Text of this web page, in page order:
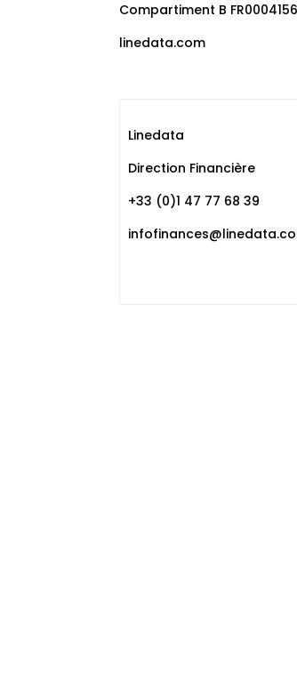
Compartiment B
linedata.com
Linedata
Direction Financière
+33 (0)1 47 77 68 39